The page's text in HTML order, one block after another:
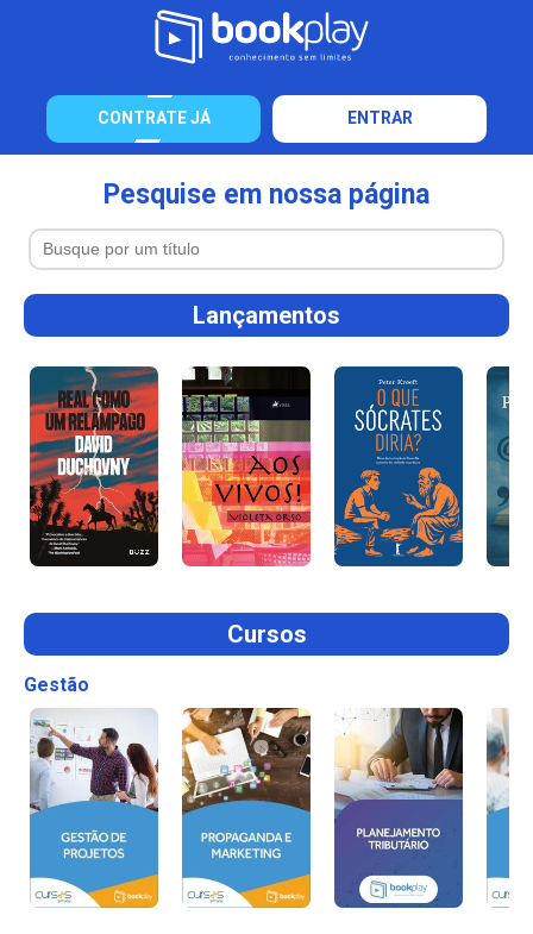
CONTRATE JÁ ENTRAR
Pesquise em nossa página
Lançamentos
Cursos
Gestão